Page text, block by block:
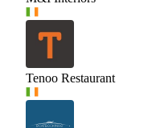
Tenoo Restaurant